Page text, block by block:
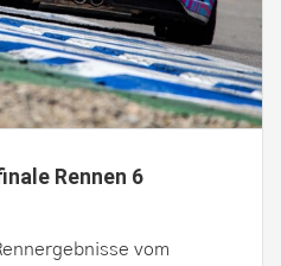
Rennen 6
vom